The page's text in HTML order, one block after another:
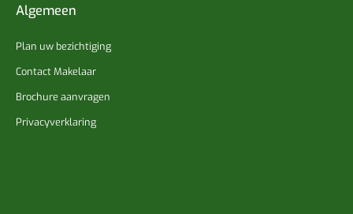
Algemeen
Plan uw bezichtiging
Contact Makelaar
Brochure aanvragen
Privacyverklaring